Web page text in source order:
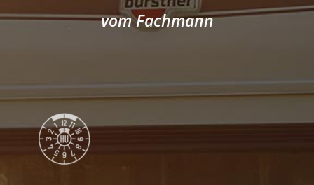
vom Fachmann